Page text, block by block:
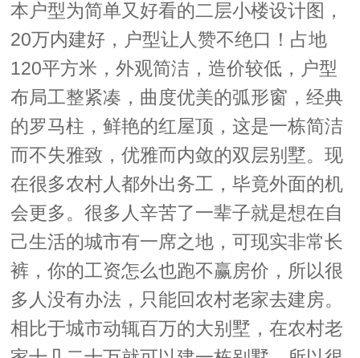
本户型为简单又好看的二层小楼设计图，
20万内建好，户型让人赞不绝口！占地
120平方米，外观简洁，造价较低，户型
布局工整紧凑，曲度优美的弧形窗，经典
的罗马柱，鲜艳的红屋顶，这是一栋简洁
而不失雅致，优雅而内敛的双层别墅。现
在很多农村人都外出务工，毕竟外面的机
会更多。很多人辛苦了一辈子就是想在自
己生活的城市有一席之地，可现实非常长
裤，你的工资怎么也跑不赢房价，所以很
多人没有办法，只能回农村老家去建房。
相比于城市动辄百万的大别墅，在农村老